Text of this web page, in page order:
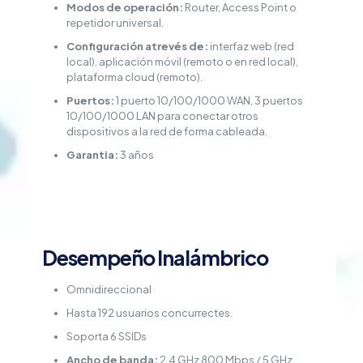
Modos de operación: Router, Access Point o
repetidor universal.
Configuración atrevés de: interfaz web (red
local), aplicación móvil (remoto o en red local),
plataforma cloud (remoto).
Puertos:1 puerto 10/100/1000 WAN, 3 puertos
10/100/1000 LAN para conectar otros
dispositivos a la red de forma cableada.
Garantia:3 años
Desempeño Inalámbrico
Omnidireccional
Hasta 192 usuarios concurrectes.
Soporta 6 SSIDs
Ancho de banda: 2.4 GHz 800 Mbps / 5 GHz